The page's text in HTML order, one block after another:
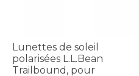
Lunettes de soleil
polarisées L.L.Bean
Trailbound, pour